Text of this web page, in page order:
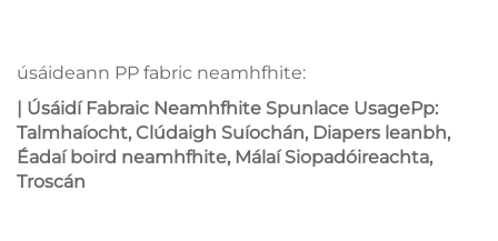
úsáideann PP fabric neamhfhite:
| Úsáidí Fabraic Neamhfhite Spunlace UsagePp:
Talmhaíocht, Clúdaigh Suíochán, Diapers leanbh,
Éadaí boird neamhfhite, Málaí Siopadóireachta,
Troscán